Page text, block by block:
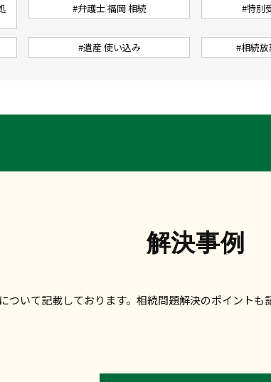
#弁護士 福岡 相続 #特別
#遺産 使い込み #相続
解決事例
ついて記載しております。相続問題解決のポイントも